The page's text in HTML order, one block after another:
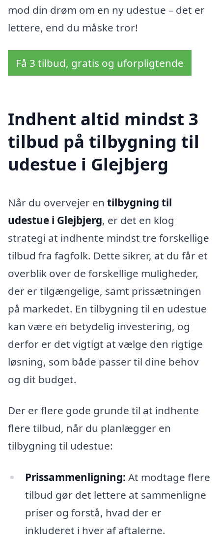
mod din drøm om en ny udestue – det er
lettere, end du måske tror!
Få 3 tilbud, gratis og uforpligtende
Indhent altid mindst 3
tilbud på tilbygning til
udestue i Glejbjerg
Når du overvejer en tilbygning til
udestue i Glejbjerg, er det en klog
strategi at indhente mindst tre forskellige
tilbud fra fagfolk. Dette sikrer, at du får et
overblik over de forskellige muligheder,
der er tilgængelige, samt prissætningen
på markedet. En tilbygning til en udestue
kan være en betydelig investering, og
derfor er det vigtigt at vælge den rigtige
løsning, som både passer til dine behov
og dit budget.
Der er flere gode grunde til at indhente
flere tilbud, når du planlægger en
tilbygning til udestue:
Prissammenligning: At modtage flere
tilbud gør det lettere at sammenligne
priser og forstå, hvad der er
inkluderet i hver af aftalerne.